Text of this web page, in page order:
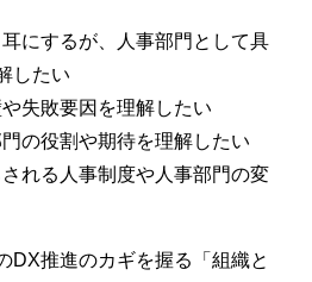
にするが、人事部門として具
したい
失敗要因を理解したい
の役割や期待を理解したい
れる人事制度や人事部門の変
DX推進のカギを握る「組織と